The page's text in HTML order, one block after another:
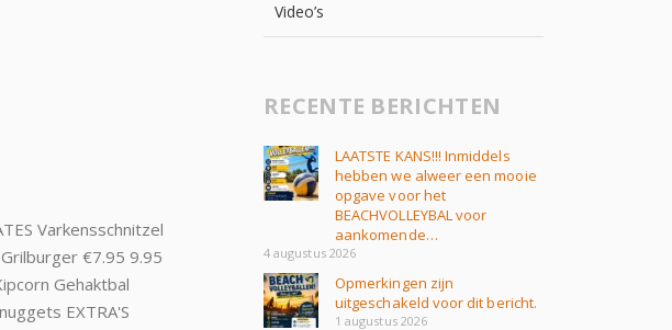
Video’s
RECENTE BERICHTEN
LAATSTE KANS!!! Inmiddels
hebben we alweer een mooie
opgave voor het
BEACHVOLLEYBAL voor
aankomende…
4 augustus 2026
Opmerkingen zijn
uitgeschakeld voor dit bericht.
1 augustus 2026